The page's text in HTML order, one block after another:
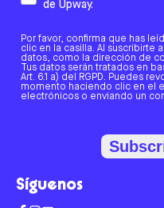
de Upway.
Por favor, confirma que has
clic en la casilla. Al suscribirte
datos, como la dirección de
Tus datos serán tratados en
Art. 6.1 a) del RGPD. Puedes
momento haciendo clic en el
electrónicos o enviando un
Síguenos